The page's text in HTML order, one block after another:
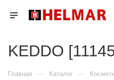
KEDDO
Главная — Каталог —